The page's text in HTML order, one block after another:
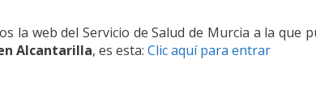
la web del Servicio de Salud de Murcia a la que
Alcantarilla, es esta: Clic aquí para entrar